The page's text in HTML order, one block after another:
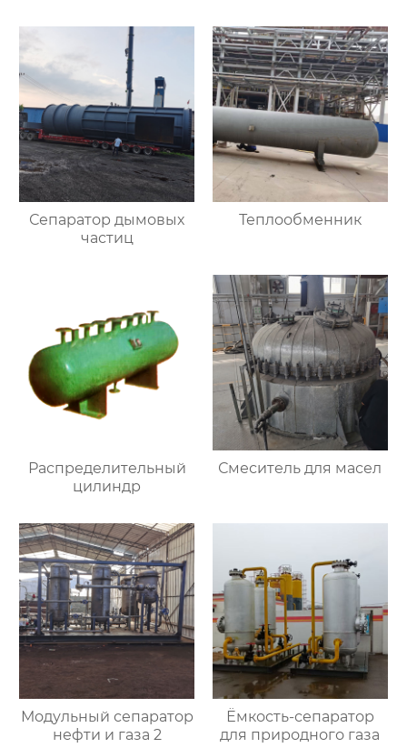
Сепаратор дымовых
частиц
Теплообменник
Распределительный
цилиндр
Смеситель для масел
Модульный сепаратор
нефти и газа 2
Ёмкость-сепаратор
для природного газа